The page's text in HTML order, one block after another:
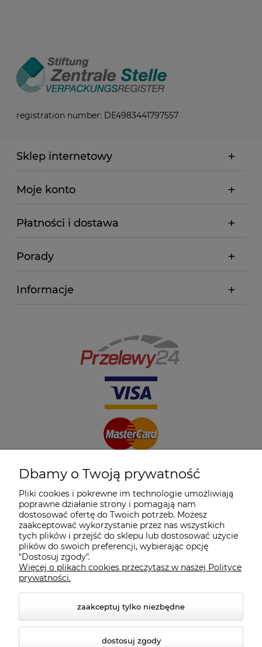
registration number: DE4983441797557
Sklep internetowy
Moje konto
Płatności i dostawa
Porady
Informacje
Dbamy o Twoją prywatność
Pliki cookies i pokrewne im technologie umożliwiają
poprawne działanie strony i pomagają nam
dostosować ofertę do Twoich potrzeb. Możesz
zaakceptować wykorzystanie przez nas wszystkich
tych plików i przejść do sklepu lub dostosować użycie
plików do swoich preferencji, wybierając opcję
"Dostosuj zgody".
Więcej o plikach cookies przeczytasz w naszej Polityce
prywatności.
zaakceptuj tylko niezbędne
dostosuj zgody